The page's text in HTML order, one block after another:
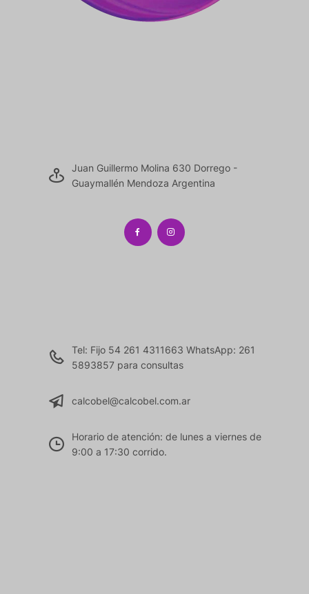
Juan Guillermo Molina 630 Dorrego -
Guaymallén Mendoza Argentina
Tel: Fijo 54 261 4311663 WhatsApp: 261
5893857 para consultas
calcobel@calcobel.com.ar
Horario de atención: de lunes a viernes de
9:00 a 17:30 corrido.